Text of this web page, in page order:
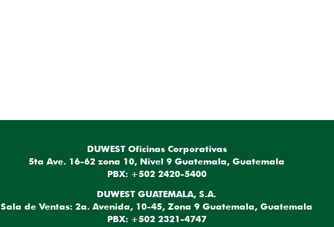
DUWEST Oficinas Corporativas
5ta Ave. 16-62 zona 10, Nivel 9 Guatemala, Guatemala
PBX: +502 2420-5400
DUWEST GUATEMALA, S.A.
Sala de Ventas: 2a. Avenida, 10-45, Zona 9 Guatemala, Guatemala
PBX: +502 2321-4747